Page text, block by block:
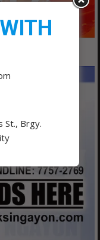
St., Brgy.